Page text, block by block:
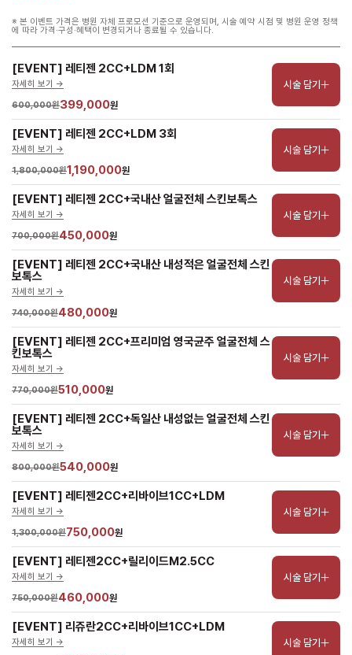
※ 본 이벤트 가격은 병원 자체 프로모션 기준으로 운영되며, 시술 예약 시점 및 병원 운영 정책
에 따라 가격·구성·혜택이 변경되거나 종료될 수 있습니다.
[EVENT] 레티젠 2CC+LDM 1회
자세히 보기 ->
600,000원399,000원
시술 담기
[EVENT] 레티젠 2CC+LDM 3회
자세히 보기 ->
1,800,000원1,190,000원
시술 담기
[EVENT] 레티젠 2CC+국내산 얼굴전체 스킨보톡스
자세히 보기 ->
700,000원450,000원
시술 담기
[EVENT] 레티젠 2CC+국내산 내성적은 얼굴전체 스킨
보톡스
자세히 보기 ->
740,000원480,000원
시술 담기
[EVENT] 레티젠 2CC+프리미엄 영국균주 얼굴전체 스
킨보톡스
자세히 보기 ->
770,000원510,000원
시술 담기
[EVENT] 레티젠 2CC+독일산 내성없는 얼굴전체 스킨
보톡스
자세히 보기 ->
800,000원540,000원
시술 담기
[EVENT] 레티젠2CC+리바이브1CC+LDM
자세히 보기 ->
1,300,000원750,000원
시술 담기
[EVENT] 레티젠2CC+릴리이드M2.5CC
자세히 보기 ->
750,000원460,000원
시술 담기
[EVENT] 리쥬란2CC+리바이브1CC+LDM
자세히 보기 -> 시술 담기